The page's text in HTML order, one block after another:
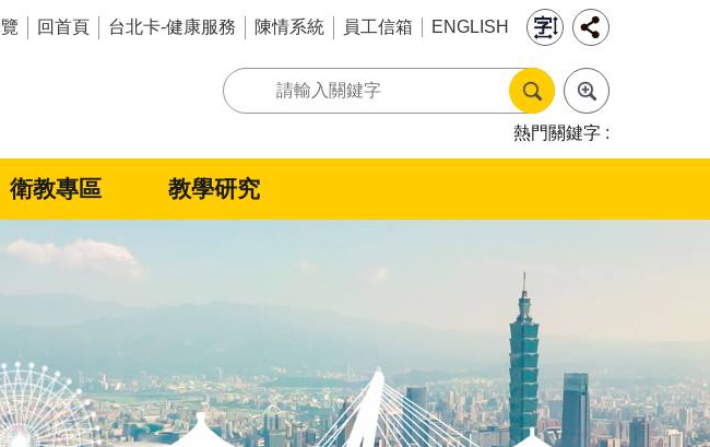
回首頁 台北卡-健康服務 陳情系統 員工信箱 ENGLISH
熱門關鍵字
衛教專區 教學研究